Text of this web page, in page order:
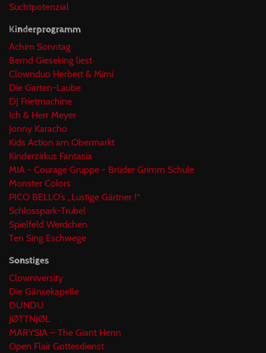
Suchtpotenzial
Kinderprogramm
Achim Sonntag
Bernd Gieseking liest
Clownduo Herbert & Mimi
Die Garten-Laube
DJ Frietmachine
Ich & Herr Meyer
Jonny Karacho
Kids Action am Obermarkt
Kinderzirkus Fantasia
MIA - Courage Gruppe - Brüder Grimm Schule
Monster Colors
PICO BELLO’s „Lustige Gärtner !“
Schlosspark-Trubel
Spielfeld Werdchen
Ten Sing Eschwege
Sonstiges
Clowniversity
Die Gänsekapelle
DUNDU
JØTTNJØL
MARYSIA – The Giant Henn
Open Flair Gottesdienst